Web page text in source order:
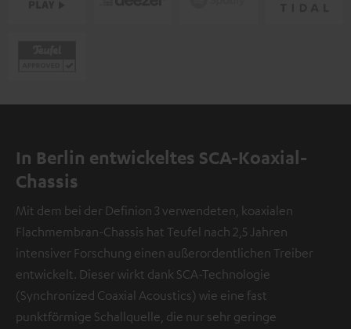
In Berlin entwickeltes SCA-Koaxial-
Chassis
Mit dem bei der Definion 3 verwendeten, koaxialen
Flachmembran-Chassis hat Teufel nach 2,5 Jahren
intensiver Forschung einen außerordentlichen Treiber
entwickelt. Dieser wirkt dank SCA-Technologie
(Synchronized Coaxial Acoustics) wie eine fast
punktförmige Schallquelle, die nur sehr geringe